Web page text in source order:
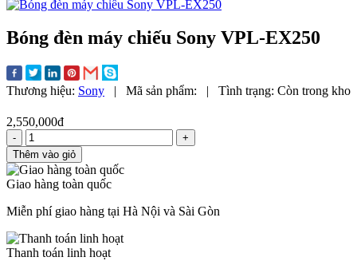
Bóng đèn máy chiếu Sony VPL-EX250
Thương hiệu: Sony | Mã sản phẩm: | Tình trạng: Còn trong kho
2,550,000đ
-
+
Thêm vào giỏ
Giao hàng toàn quốc
Miễn phí giao hàng tại Hà Nội và Sài Gòn
Thanh toán linh hoạt